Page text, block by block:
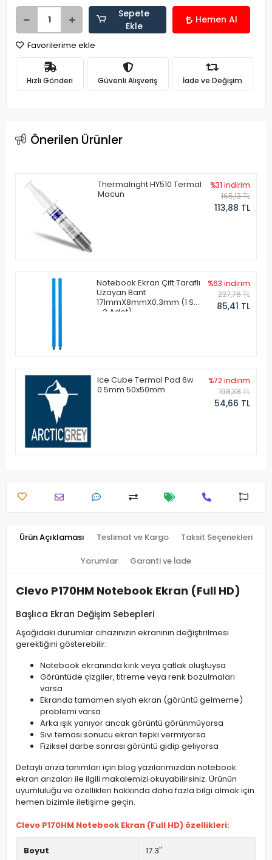
Sepete
Ekle
Hemen Al
Favorilerime ekle
Hızlı Gönderi Güvenli Alışveriş İade ve Değişim
Önerilen Ürünler
Thermalright HY510 Termal
Macun
%31 indirim
165,13 TL
113,88 TL
Notebook Ekran Çift Taraflı
Uzayan Bant
171mmX8mmX0.3mm (1 Set
- 2 Adet)
%63 indirim
227,76 TL
85,41 TL
Ice Cube Termal Pad 6w
0.5mm 50x50mm
%72 indirim
198,38 TL
54,66 TL
Ürün Açıklaması Teslimat ve Kargo Taksit Seçenekleri
Yorumlar Garanti ve İade
Clevo P170HM Notebook Ekran (Full HD)
Başlıca Ekran Değişim Sebepleri
Aşağıdaki durumlar cihazınızın ekranının değiştirilmesi
gerektiğini gösterebilir:
Notebook ekranında kırık veya çatlak oluştuysa
Görüntüde çizgiler, titreme veya renk bozulmaları
varsa
Ekranda tamamen siyah ekran (görüntü gelmeme)
problemi varsa
Arka ışık yanıyor ancak görüntü görünmüyorsa
Sıvı teması sonucu ekran tepki vermiyorsa
Fiziksel darbe sonrası görüntü gidip geliyorsa
Detaylı arıza tanımları için blog yazılarımızdan notebook
ekran arızaları ile ilgili makalemizi okuyabilirsiniz. Ürünün
uyumluluğu ve özellikleri hakkında daha fazla bilgi almak için
hemen bizimle iletişime geçin.
Clevo P170HM Notebook Ekran (Full HD) özellikleri:
Boyut 17.3''